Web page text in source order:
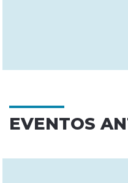
EVENTOS